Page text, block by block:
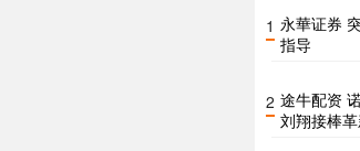
1 永華证券
指导
2 途牛配资
刘翔接棒